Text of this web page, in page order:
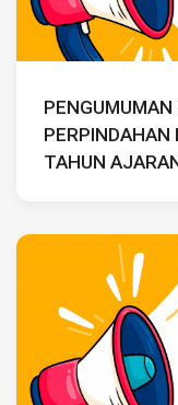
PERPINDAHAN
TAHUN